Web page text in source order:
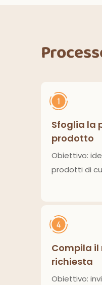
Sfoglia la
prodotto
Obiettivo:
prodotti di
Compila
richiesta
Obiettivo: